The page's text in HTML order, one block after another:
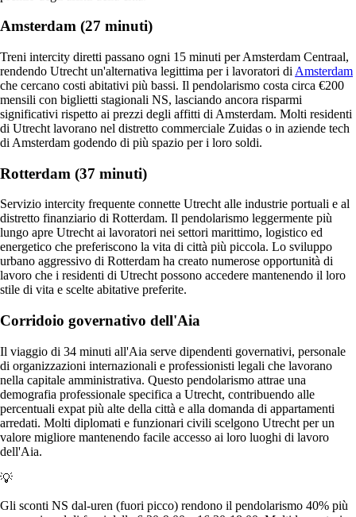
Amsterdam (27 minuti)
Treni intercity diretti passano ogni 15 minuti per Amsterdam Centraal,
rendendo Utrecht un'alternativa legittima per i lavoratori di Amsterdam
che cercano costi abitativi più bassi. Il pendolarismo costa circa €200
mensili con biglietti stagionali NS, lasciando ancora risparmi
significativi rispetto ai prezzi degli affitti di Amsterdam. Molti residenti
di Utrecht lavorano nel distretto commerciale Zuidas o in aziende tech
di Amsterdam godendo di più spazio per i loro soldi.
Rotterdam (37 minuti)
Servizio intercity frequente connette Utrecht alle industrie portuali e al
distretto finanziario di Rotterdam. Il pendolarismo leggermente più
lungo apre Utrecht ai lavoratori nei settori marittimo, logistico ed
energetico che preferiscono la vita di città più piccola. Lo sviluppo
urbano aggressivo di Rotterdam ha creato numerose opportunità di
lavoro che i residenti di Utrecht possono accedere mantenendo il loro
stile di vita e scelte abitative preferite.
Corridoio governativo dell'Aia
Il viaggio di 34 minuti all'Aia serve dipendenti governativi, personale
di organizzazioni internazionali e professionisti legali che lavorano
nella capitale amministrativa. Questo pendolarismo attrae una
demografia professionale specifica a Utrecht, contribuendo alle
percentuali expat più alte della città e alla domanda di appartamenti
arredati. Molti diplomati e funzionari civili scelgono Utrecht per un
valore migliore mantenendo facile accesso ai loro luoghi di lavoro
dell'Aia.
💡
Gli sconti NS dal-uren (fuori picco) rendono il pendolarismo 40% più